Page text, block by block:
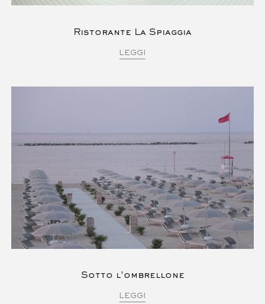
Ristorante La Spiaggia
LEGGI
Sotto l'ombrellone
LEGGI